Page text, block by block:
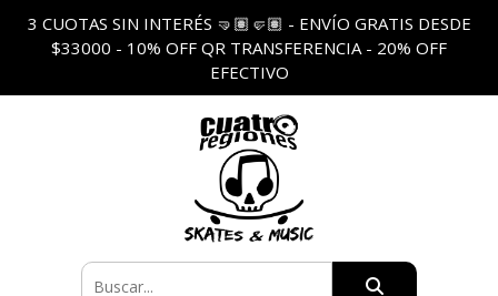
3 CUOTAS SIN INTERÉS 🤜🏽🤛🏽 - ENVÍO GRATIS DESDE
$33000 - 10% OFF QR TRANSFERENCIA - 20% OFF
EFECTIVO